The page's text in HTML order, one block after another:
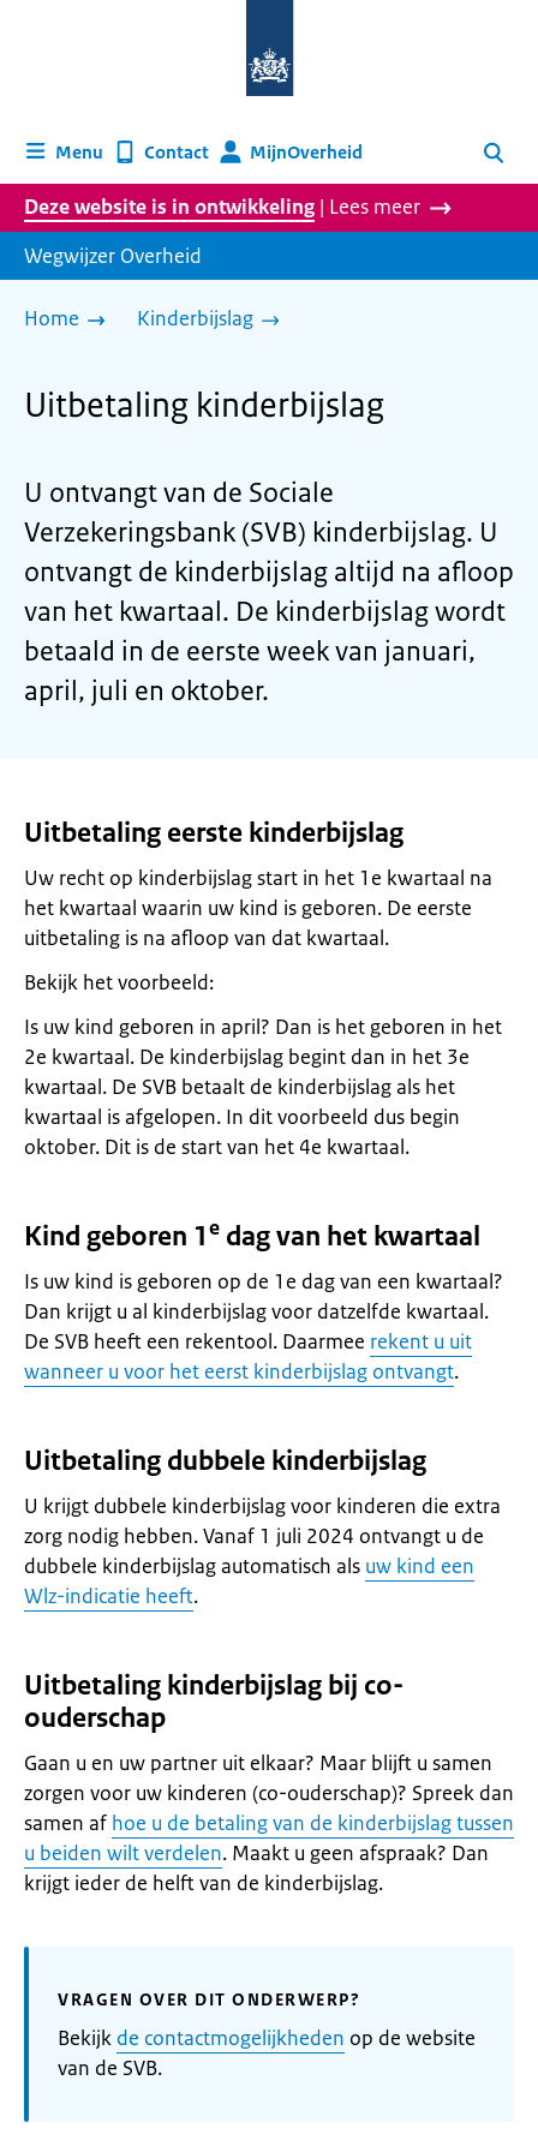
homepage
Menu Contact MijnOverheid Zoeken
Deze website is in ontwikkeling | Lees meer
Wegwijzer Overheid
Home Kinderbijslag
Uitbetaling kinderbijslag
U ontvangt van de Sociale
Verzekeringsbank (SVB) kinderbijslag. U
ontvangt de kinderbijslag altijd na afloop
van het kwartaal. De kinderbijslag wordt
betaald in de eerste week van januari,
april, juli en oktober.
Uitbetaling eerste kinderbijslag
Uw recht op kinderbijslag start in het 1e kwartaal na
het kwartaal waarin uw kind is geboren. De eerste
uitbetaling is na afloop van dat kwartaal.
Bekijk het voorbeeld:
Is uw kind geboren in april? Dan is het geboren in het
2e kwartaal. De kinderbijslag begint dan in het 3e
kwartaal. De SVB betaalt de kinderbijslag als het
kwartaal is afgelopen. In dit voorbeeld dus begin
oktober. Dit is de start van het 4e kwartaal.
Kind geboren 1e dag van het kwartaal
Is uw kind is geboren op de 1e dag van een kwartaal?
Dan krijgt u al kinderbijslag voor datzelfde kwartaal.
De SVB heeft een rekentool. Daarmee rekent u uit
wanneer u voor het eerst kinderbijslag ontvangt.
Uitbetaling dubbele kinderbijslag
U krijgt dubbele kinderbijslag voor kinderen die extra
zorg nodig hebben. Vanaf 1 juli 2024 ontvangt u de
dubbele kinderbijslag automatisch als uw kind een
Wlz-indicatie heeft.
Uitbetaling kinderbijslag bij co-
ouderschap
Gaan u en uw partner uit elkaar? Maar blijft u samen
zorgen voor uw kinderen (co-ouderschap)? Spreek dan
samen af hoe u de betaling van de kinderbijslag tussen
u beiden wilt verdelen. Maakt u geen afspraak? Dan
krijgt ieder de helft van de kinderbijslag.
VRAGEN OVER DIT ONDERWERP?
Bekijk de contactmogelijkheden op de website
van de SVB.